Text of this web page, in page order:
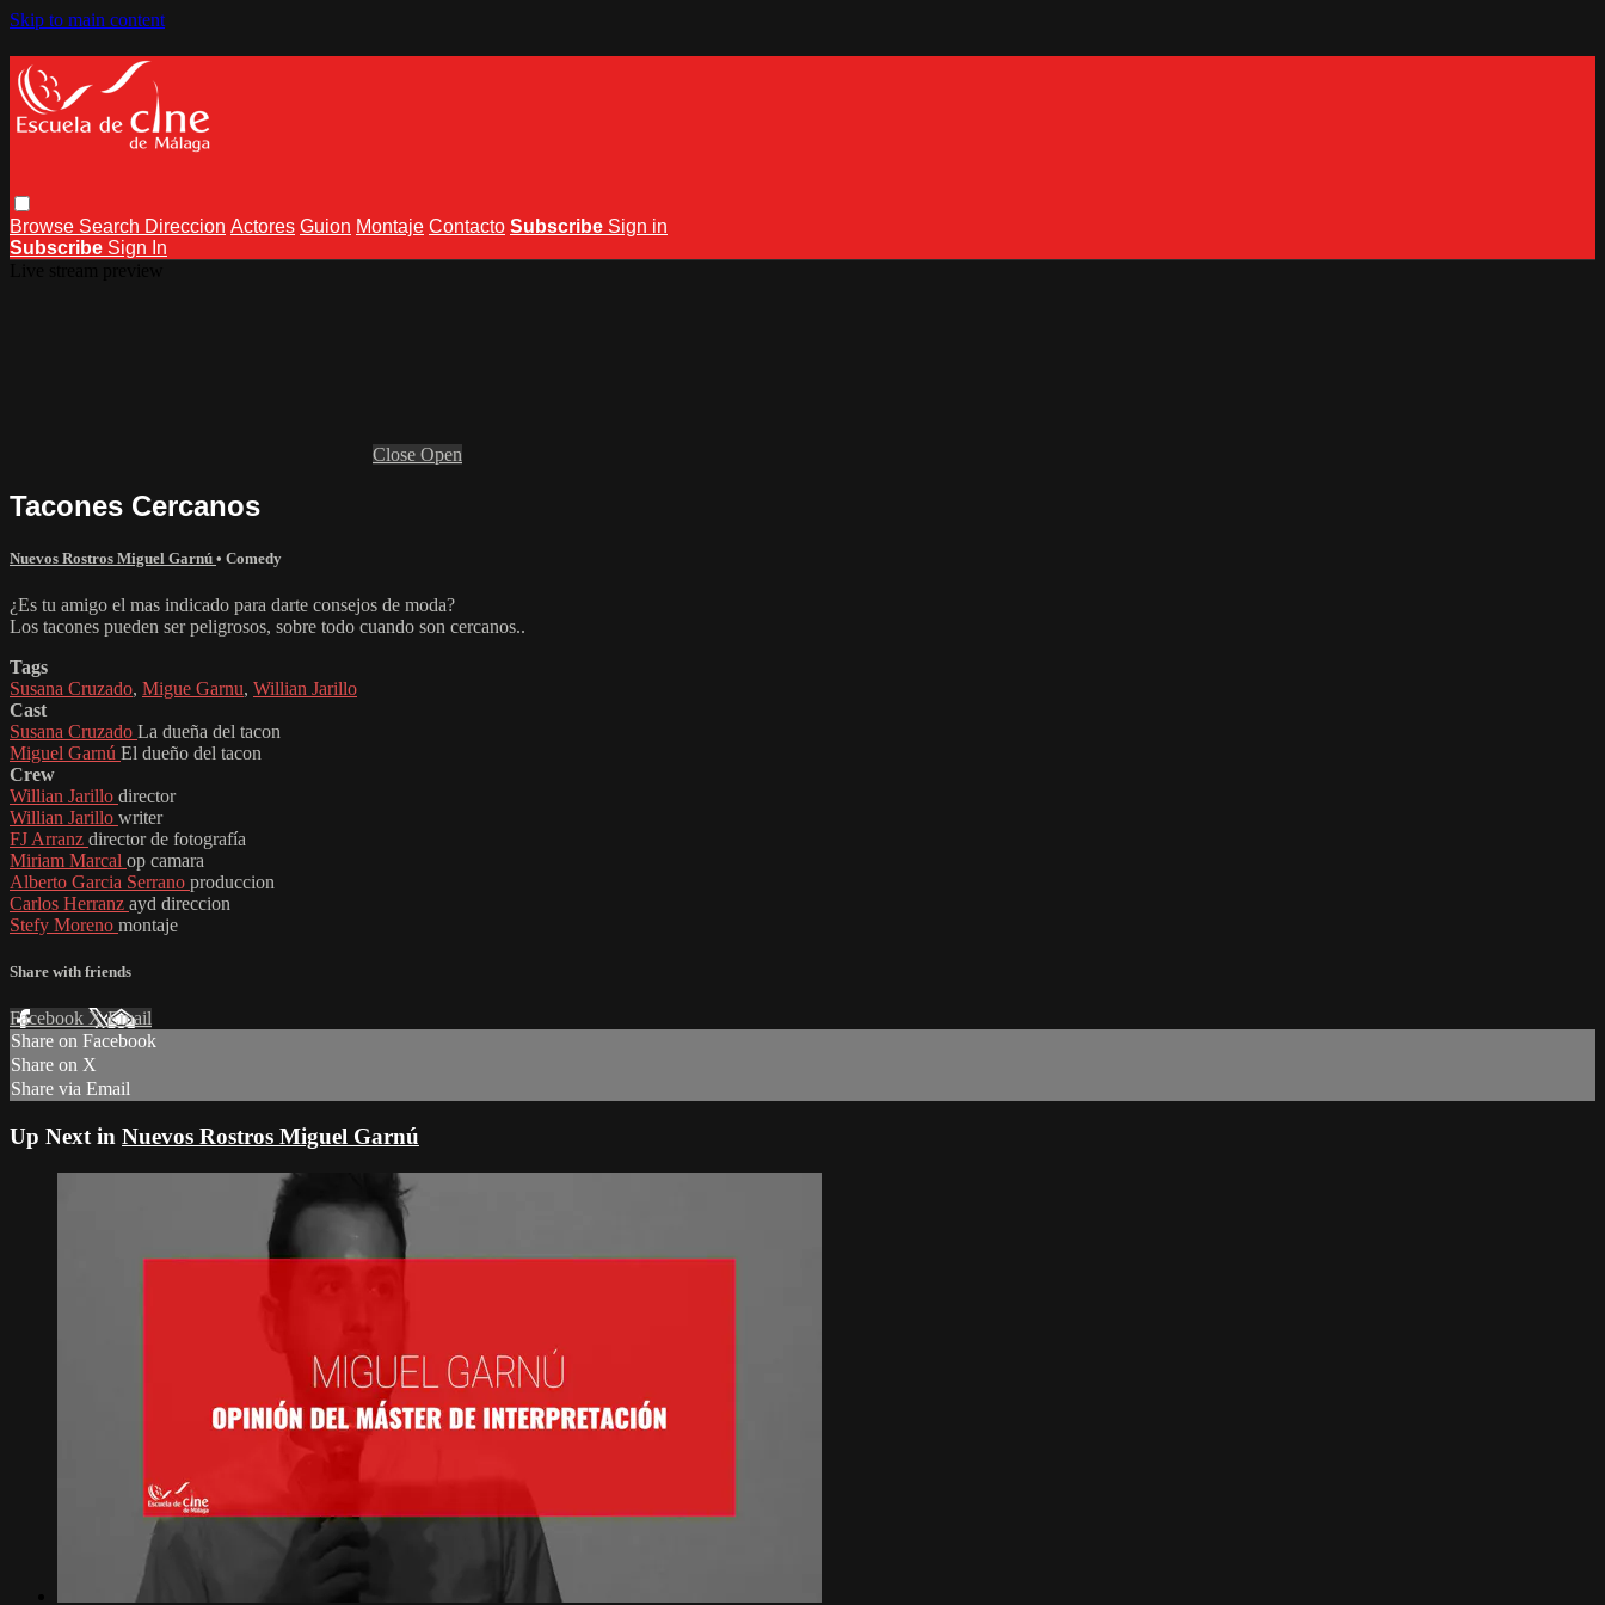
Skip to main content
Browse Search Direccion Actores Guion Montaje Contacto Subscribe Sign in
Subscribe Sign In
Close Open
Tacones Cercanos
Nuevos Rostros Miguel Garnú • Comedy
¿Es tu amigo el mas indicado para darte consejos de moda?
Los tacones pueden ser peligrosos, sobre todo cuando son cercanos..
Tags
Susana Cruzado, Migue Garnu, Willian Jarillo
Cast
Susana Cruzado La dueña del tacon
Miguel Garnú El dueño del tacon
Crew
Willian Jarillo director
Willian Jarillo writer
FJ Arranz director de fotografía
Miriam Marcal op camara
Alberto Garcia Serrano produccion
Carlos Herranz ayd direccion
Stefy Moreno montaje
Share with friends
Facebook XEmail
Share on Facebook
Share on X
Share via Email
Up Next in Nuevos Rostros Miguel Garnú